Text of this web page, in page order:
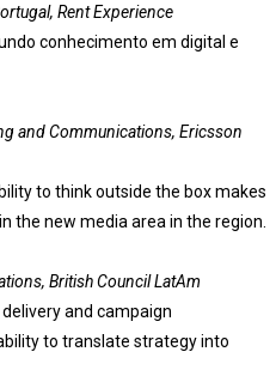
Rent Experience
conhecimento em digital e
and Communications, Ericsson
to think outside the box makes
the new media area in the region.
British Council LatAm
and campaign
to translate strategy into